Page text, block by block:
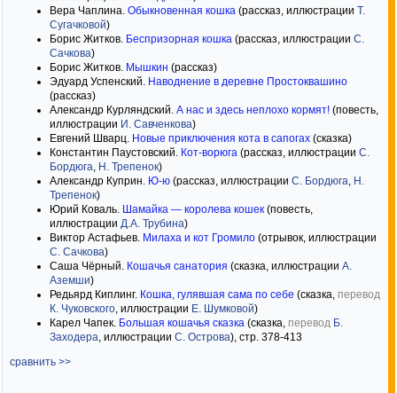
Вера Чаплина. Обыкновенная кошка (рассказ, иллюстрации Т.
Сугачковой)
Борис Житков. Беспризорная кошка (рассказ, иллюстрации С.
Сачкова)
Борис Житков. Мышкин (рассказ)
Эдуард Успенский. Наводнение в деревне Простоквашино
(рассказ)
Александр Курляндский. А нас и здесь неплохо кормят! (повесть,
иллюстрации И. Савченкова)
Евгений Шварц. Новые приключения кота в сапогах (сказка)
Константин Паустовский. Кот-ворюга (рассказ, иллюстрации С.
Бордюга Н. Трепенок)
Александр Куприн. Ю-ю (рассказ, иллюстрации С. Бордюга Н.
Трепенок)
Юрий Коваль. Шамайка — королева кошек (повесть,
иллюстрации Д.А. Трубина)
Виктор Астафьев. Милаха и кот Громило (отрывок, иллюстрации
С. Сачкова)
Саша Чёрный. Кошачья санатория (сказка, иллюстрации А.
Аземши)
Редьярд Киплинг. Кошка, гулявшая сама по себе (сказка, перевод
К. Чуковского , иллюстрации Е. Шумковой)
Карел Чапек. Большая кошачья сказка (сказка, перевод Б.
Заходера , иллюстрации С. Острова), стр. 378-413
сравнить >>